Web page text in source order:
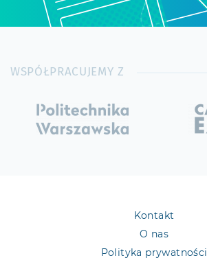
WSPÓŁPRACUJEMY Z
Kontakt
O nas
Polityka prywatności